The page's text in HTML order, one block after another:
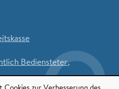
Bediensteter,
der Selbstständigen